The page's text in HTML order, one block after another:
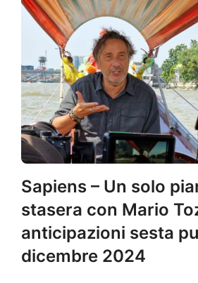
Sapiens – Un solo
stasera con Mario
anticipazioni sesta
dicembre 2024